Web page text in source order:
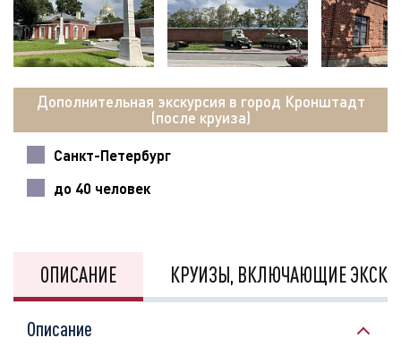
Дополнительная экскурсия в город Кронштадт
(после круиза)
Санкт-Петербург
до 40 человек
ОПИСАНИЕ КРУИЗЫ, ВКЛЮЧАЮЩИЕ
Описание